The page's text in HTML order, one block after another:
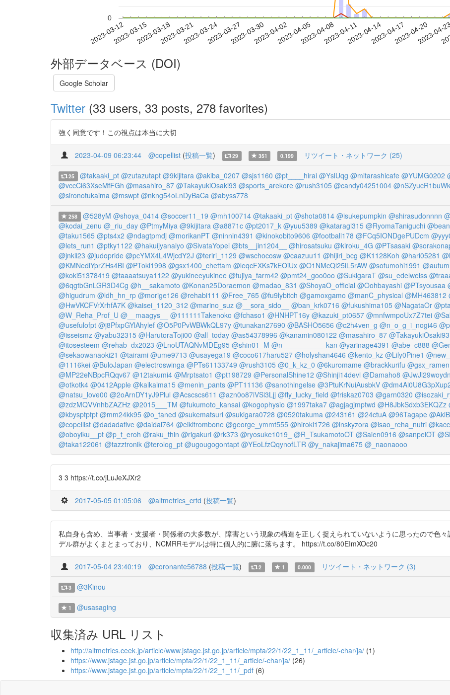
2023-03-122023-03-152023-03-182023-03-212023-03-242023-03-272023-03-302023-04-022023-04-052023-04-082023-04-112023-04-142023-04-172023-04-202023-04-
0
外部データベース (DOI)
Google Scholar
Twitter (33 users, 33 posts, 278 favorites)
強く同意です！この視点は本当に大切
2023-04-09 06:23:44 @copellist (投稿一覧) 29 351 0.199 リツイート・ネットワーク (25)
25 @takaaki_pt @zutazutapt @9kijitara @akiba_0207 @sjs1160 @pt____hirai @YslUqg @mitarashicafe @YUMG0202
@vccCi63XseMfFGh @masahiro_87 @TakayukiOsaki93 @sports_arekore @rush3105 @candy04251004
@sironotukaima @mswpt @nkng54oLnDyBaCa @abyss778
258 @528yM @shoya_0414 @soccer11_19 @mh100714 @takaaki_pt @shota0814 @isukepumpkin @shirasudonnnn
@kodai_zenu @_riu_day @PtmyMiya @9kijitara @a8871c @pt2017_k @yuu5389 @kataragi315 @RyomaTaniguchi
@taku1565 @pts4x2 @ndagtpmdj @morikanPT @ninnin4391 @kinokobito9606 @football178 @FCq5IONDgePUDcm
@lets_run1 @ptky1122 @hakuijyanaiyo @SivataYopei @bts__jin1204__ @hirosatsuku @kiroku_4G @PTsasaki
@jnkii23 @judopride @pcYMX4L4WjcdY2J @teriri_1129 @wschocosw @caazuu11 @hijiri_bcg @K1128Koh @hari05281
@KMNediYprZHs4BI @PToki1998 @gsx1400_chettam @leqcFXKs7kEOiUx @O1NMcQl25iL5rAW @sofumohi1991
@koki51378419 @taaaatsuya1122 @yukineeyukinee @fujiya_farm42 @pmt24_goo0oo @SukigaraT @su_edelweiss
@6qgtbGnLGR3D4Cg @h__sakamoto @Konan25Doraemon @madao_831 @ShoyaO_official @Oohbayashi @PTsyousaa
@higudrum @ldh_hn_rp @morige126 @rehabi111 @Free_765 @fu9lybitch @gamoxgamo @manC_physical @MH463812
@HwVKCFVrXrhfA7K @kaisei_1120_312 @marino_suz @__sora_sido__ @ban_krk0716 @fukushima105 @NagataOr
@W_Reha_Prof_U @__maagys__ @111111Takenoko @fchaso1 @HNHPT16y @kazuki_pt0657 @mnfwmpoUx7Z7tei
@usefulofpt @j8PfxpGYlAhylef @O5P0PvWBWkQL97y @tunakan27690 @BASHO5656 @c2h4ven_g @n_o_g_i_nogi46
@isseismz @yabu32315 @HarutoraToji00 @all_today @as54378996 @kanamin080122 @masahiro_87 @TakayukiOsaki93
@itosesteem @rehab_dx2023 @LnoUTAQNvMDEg95 @shin01_M @n___________kan @yarinage4391 @abe_c888
@sekaowanaoki21 @tairami @ume9713 @usayega19 @coco617haru527 @holyshan4646 @kento_kz @Lily0Pine1
@1116kei @BuloJapan @electroswinga @PTs61133749 @rush3105 @0_k_kz_0 @6kuromame @brackkurifu @gsx_ramen
@MP22eNBpcRQqv67 @12takumi4 @Mrptsato1 @pt198729 @PersonalShine12 @Shinji14devi @Damaho8
@otkotk4 @0412Apple @kaikaima15 @menin_pants @PT11136 @sanothingelse @3PtuKrNuiAusbkV
@natsu_love00 @2oArnDY1yJ9Plul @Acscscs611 @azn0o87iVSi3Ljj @fly_lucky_field @friskaz0703 @garn0320
@zdzMQVVnhbZAZHz @2015___TM @fukumoto_kansai @kogophysio @1997taka7 @agjagjmptwd @H8JbkSdxb3EKQZz
@kbysptptpt @mm24kk95 @o_taned @sukematsuri @sukigara0728 @0520takuma @243161 @24ctuA @96Tagape
@copellist @dadadafive @daidai764 @eikitrombone @george_ymmt555 @hiroki1726 @inskyzora @isao_reha_nutri
@oboyiku__pt @p_t_eroh @raku_thin @rigakuri @rk373 @ryosuke1019_ @R_TsukamotoOT @Saien0916 @sanpeiOT
@taka122061 @tazztronik @terolog_pt @ugougogontapt @YEoLfzQqynofLTR @y_nakajima675 @_naonaooo
3 3 https://t.co/jLuJeXJXr2
2017-05-05 01:05:06 @altmetrics_crtd (投稿一覧)
私自身も含め、当事者・支援者・関係者の大多数が、障害という現象の構造を正しく捉えられていないように思ったので色
デル群がよくまとまっており、NCMRRモデルは特に個人的に腑に落ちます。 https://t.co/80EImXOc20
2017-05-04 23:40:19 @coronante56788 (投稿一覧) 2 1 0.000 リツイート・ネットワーク (3)
3 @3Kinou
1 @usasaging
収集済み URL リスト
http://altmetrics.ceek.jp/article/www.jstage.jst.go.jp/article/mpta/22/1/22_1_11/_article/-char/ja/ (1)
https://www.jstage.jst.go.jp/article/mpta/22/1/22_1_11/_article/-char/ja/ (26)
https://www.jstage.jst.go.jp/article/mpta/22/1/22_1_11/_pdf (6)